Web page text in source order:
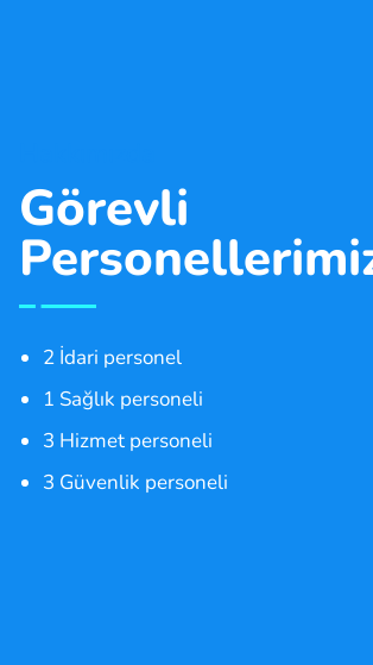
Görevli
2 İdari personel
1 Sağlık personeli
3 Hizmet personeli
3 Güvenlik personeli